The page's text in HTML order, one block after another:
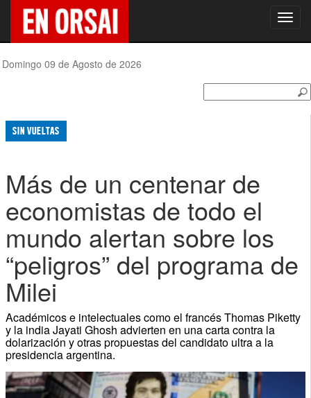
Domingo 09 de Agosto de 2026
SIN VUELTAS
Más de un centenar de
economistas de todo el
mundo alertan sobre los
“peligros” del programa de
Milei
Académicos e intelectuales como el francés Thomas Piketty
y la india Jayati Ghosh advierten en una carta contra la
dolarización y otras propuestas del candidato ultra a la
presidencia argentina.